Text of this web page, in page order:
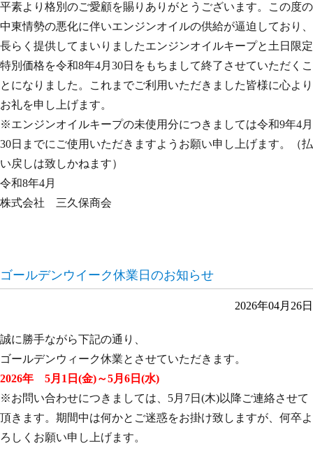
平素より格別のご愛顧を賜りありがとうございます。この度の
中東情勢の悪化に伴いエンジンオイルの供給が逼迫しており、
長らく提供してまいりましたエンジンオイルキープと土日限定
特別価格を令和8年4月30日をもちまして終了させていただくこ
とになりました。これまでご利用いただきました皆様に心より
お礼を申し上げます。
※エンジンオイルキープの未使用分につきましては令和9年4月
30日までにご使用いただきますようお願い申し上げます。（払
い戻しは致しかねます）
令和8年4月
株式会社 三久保商会
ゴールデンウイーク休業日のお知らせ
2026年04月26日
誠に勝手ながら下記の通り、
ゴールデンウィーク休業とさせていただきます。
2026年 5月1日(金)～5月6日(水)
※お問い合わせにつきましては、5月7日(木)以降ご連絡させて
頂きます。期間中は何かとご迷惑をお掛け致しますが、何卒よ
ろしくお願い申し上げます。